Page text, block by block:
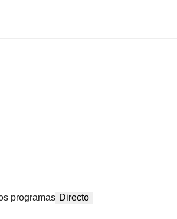
programas Directo